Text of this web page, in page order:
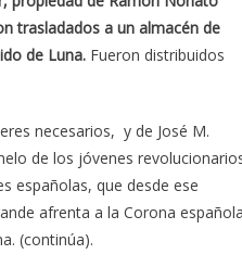
trasladados a un almacén de
de Luna. Fueron distribuidos
necesarios, y de José M.
de los jóvenes
españolas, que desde ese
afrenta a la Corona
(continúa).